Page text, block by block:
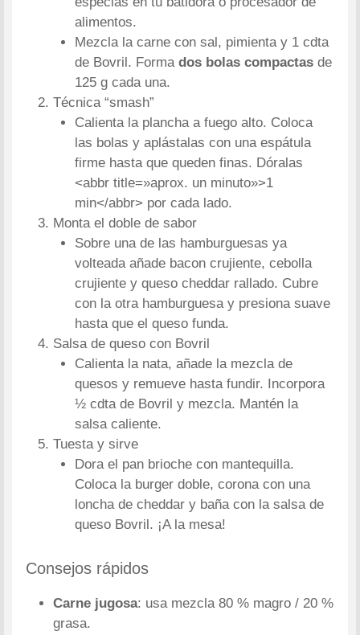
alimentos.
Mezcla la carne con sal, pimienta y 1 cdta
de Bovril. Formados bolas compactas de
125 g cada una.
Técnica “smash”
Calienta la plancha a fuego alto. Coloca
las bolas y aplástalas con una espátula
firme hasta que queden finas. Dóralas
<abbr title=»aprox. un minuto»>1
min</abbr> por cada lado.
Monta el doble de sabor
Sobre una de las hamburguesas ya
volteada añade bacon crujiente, cebolla
crujiente y queso cheddar rallado. Cubre
con la otra hamburguesa y presiona suave
hasta que el queso funda.
Salsa de queso con Bovril
Calienta la nata, añade la mezcla de
quesos y remueve hasta fundir. Incorpora
½ cdta de Bovril y mezcla. Mantén la
salsa caliente.
Tuesta y sirve
Dora el pan brioche con mantequilla.
Coloca la burger doble, corona con una
loncha de cheddar y baña con la salsa de
queso Bovril. ¡A la mesa!
Consejos rápidos
Carne jugosa: usa mezcla 80 % magro / 20 %
grasa.